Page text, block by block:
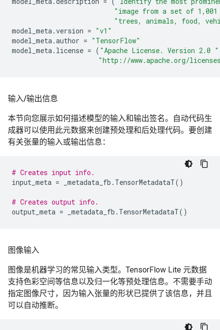
"image from a set of
"trees, animals, food,
model_meta.version = "v1"
model_meta.author = "TensorFlow"
model_meta. license = ( "Apache License. Version 2.0 "
"http://www.apache.org/
输入/输出信息
本节向您展示如何描述模型的输入和输出签名。自动代码生
成器可以使用此元数据来创建预处理和后处理代码。要创建
有关张量的输入或输出信息：
# Creates input info.
input_meta = _metadata_fb . TensorMetadataT()
# Creates output info.
output_meta = _metadata_fb . TensorMetadataT()
图像输入
图像是机器学习的常见输入类型。TensorFlow Lite 元数据
支持色彩空间等信息以及归一化等预处理信息。不需要手动
指定图像尺寸，因为输入张量的形状已提供了该信息，并且
可以自动推断。